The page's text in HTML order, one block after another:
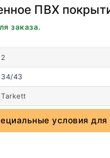
ПВХ
заказа.
2
34/43
Tarkett
условия